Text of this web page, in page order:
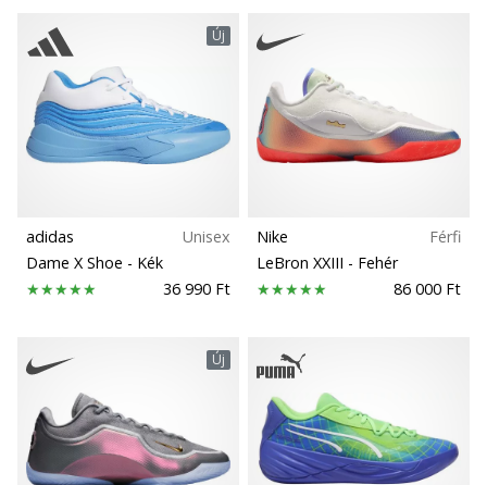
Csatlakozz
hozzánk
márkanagykövetként.
Minden cikk
Talaj
Futástípus
cipő típusok
Új
adidas
Unisex
Dame X Shoe - Kék
36 990 Ft
Nike
Férfi
LeBron XXIII - Fehér
86 000 Ft
Új